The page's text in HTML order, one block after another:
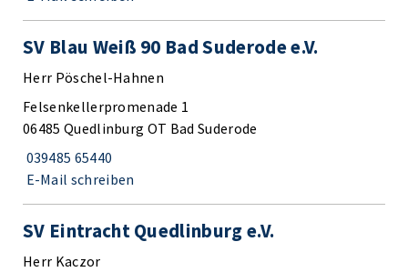
SV Blau Weiß 90 Bad Suderode e.V.
Herr Pöschel-Hahnen
Felsenkellerpromenade 1
06485 Quedlinburg OT Bad Suderode
039485 65440
E-Mail schreiben
SV Eintracht Quedlinburg e.V.
Herr Kaczor